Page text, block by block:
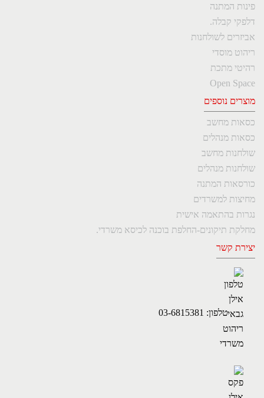
פינות המתנה
דלפקי קבלה.
אביזרים לשולחנות
ריהוט מוסדי
רהיטי מתכת
Open Space
מוצרים נוספים
כסאות מחשב
כסאות מנהלים
שולחנות מחשב
שולחנות מנהלים
כורסאות המתנה
מחיצות למשרדים
נגרות בהתאמה אישית
מחלקת תיקונים-החלפת בוכנה לכיסא משרדי.
יצירת קשר
טלפון: 03-6815381